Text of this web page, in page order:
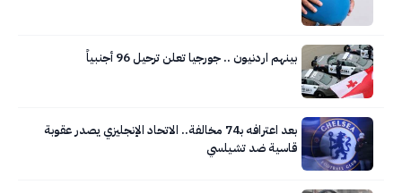
بينهم اردنيون .. جورجيا تعلن ترحيل 96 أجنبياً
بعد اعترافه بـ74 مخالفة.. الاتحاد الإنجليزي يصدر عقوبة
قاسية ضد تشيلسي